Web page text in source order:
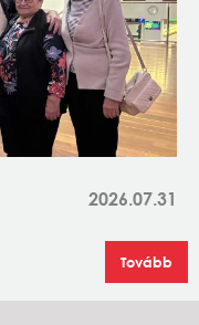
2026.07.31
Tovább